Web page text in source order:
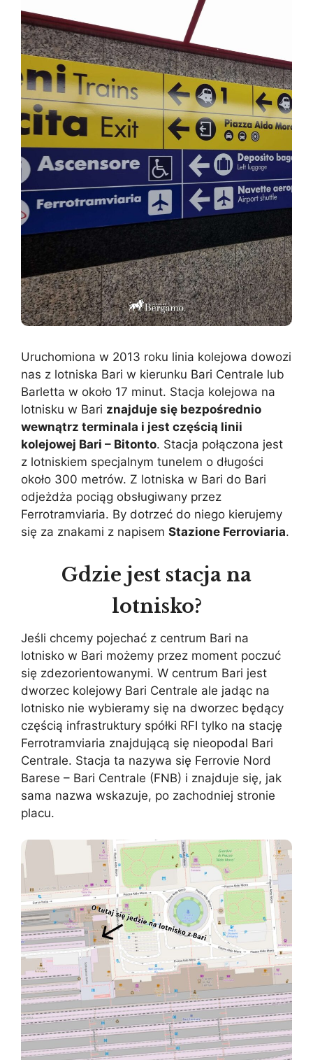
Uruchomiona w 2013 roku linia kolejowa dowozi
nas z lotniska Bari w kierunku Bari Centrale lub
Barletta w około 17 minut. Stacja kolejowa na
lotnisku w Bari znajduje się bezpośrednio
wewnątrz terminala i jest częścią linii
kolejowej Bari – Bitonto. Stacja połączona jest
z lotniskiem specjalnym tunelem o długości
około 300 metrów. Z lotniska w Bari do Bari
odjeżdża pociąg obsługiwany przez
Ferrotramviaria. By dotrzeć do niego kierujemy
się za znakami z napisem Stazione Ferroviaria.
Gdzie jest stacja na
lotnisko?
Jeśli chcemy pojechać z centrum Bari na
lotnisko w Bari możemy przez moment poczuć
się zdezorientowanymi. W centrum Bari jest
dworzec kolejowy Bari Centrale ale jadąc na
lotnisko nie wybieramy się na dworzec będący
częścią infrastruktury spółki RFI tylko na stację
Ferrotramviaria znajdującą się nieopodal Bari
Centrale. Stacja ta nazywa się Ferrovie Nord
Barese – Bari Centrale (FNB) i znajduje się, jak
sama nazwa wskazuje, po zachodniej stronie
placu.